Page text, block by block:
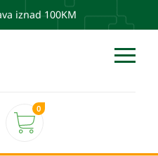
iznad 100KM
0